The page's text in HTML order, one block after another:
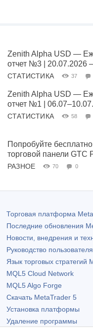
Zenith Alpha USD —
отчет №3 | 20.07.2026
СТАТИСТИКА 37
Zenith Alpha USD —
отчет №1 |
СТАТИСТИКА 58
Попробуйте
торговой панели GTC
РАЗНОЕ 70 0
Торговая платформа
Последние обновления
Новости, внедрения и
Руководство пользователя
Язык торговых стратегий
MQL5 Cloud Network
MQL5 Algo Forge
Скачать MetaTrader 5
Установка платформы
Удаление программы